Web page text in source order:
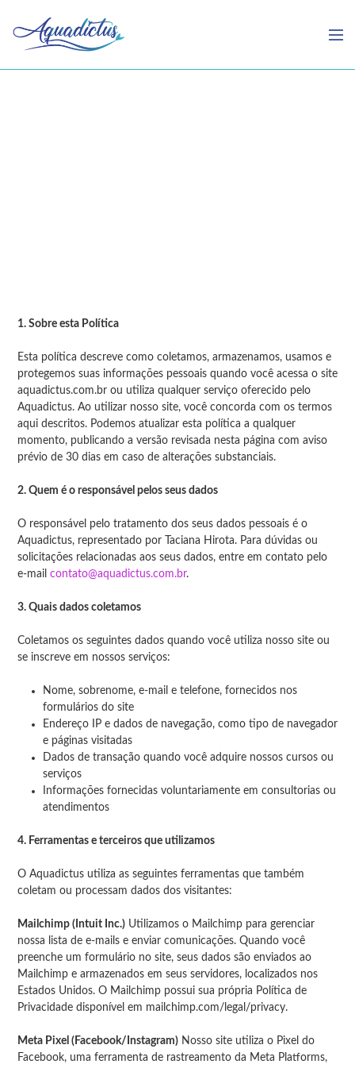
1. Sobre esta Política
Esta política descreve como coletamos, armazenamos, usamos e
protegemos suas informações pessoais quando você acessa o site
aquadictus.com.br ou utiliza qualquer serviço oferecido pelo
Aquadictus. Ao utilizar nosso site, você concorda com os termos
aqui descritos. Podemos atualizar esta política a qualquer
momento, publicando a versão revisada nesta página com aviso
prévio de 30 dias em caso de alterações substanciais.
2. Quem é o responsável pelos seus dados
O responsável pelo tratamento dos seus dados pessoais é o
Aquadictus, representado por Taciana Hirota. Para dúvidas ou
solicitações relacionadas aos seus dados, entre em contato pelo
e-mail contato@aquadictus.com.br.
3. Quais dados coletamos
Coletamos os seguintes dados quando você utiliza nosso site ou
se inscreve em nossos serviços:
Nome, sobrenome, e-mail e telefone, fornecidos nos
formulários do site
Endereço IP e dados de navegação, como tipo de navegador
e páginas visitadas
Dados de transação quando você adquire nossos cursos ou
serviços
Informações fornecidas voluntariamente em consultorias ou
atendimentos
4. Ferramentas e terceiros que utilizamos
O Aquadictus utiliza as seguintes ferramentas que também
coletam ou processam dados dos visitantes:
Mailchimp (Intuit Inc.) Utilizamos o Mailchimp para gerenciar
nossa lista de e-mails e enviar comunicações. Quando você
preenche um formulário no site, seus dados são enviados ao
Mailchimp e armazenados em seus servidores, localizados nos
Estados Unidos. O Mailchimp possui sua própria Política de
Privacidade disponível em mailchimp.com/legal/privacy.
Meta Pixel (Facebook/Instagram) Nosso site utiliza o Pixel do
Facebook, uma ferramenta de rastreamento da Meta Platforms,